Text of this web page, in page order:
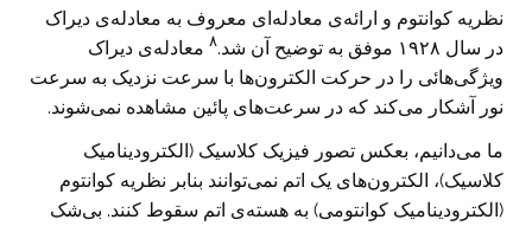
نظریه کوانتوم و ارائه‌ی معادله‌ای معروف به معادله‌ی دیراک
در سال ۱۹۲۸ موفق به توضیح آن شد.
۸ معادله‌ی دیراک
ویژگی‌هائی را در حرکت الکترون‌ها با سرعت نزدیک به سرعت
نور آشکار می‌کند که در سرعت‌های پائین مشاهده نمی‌شوند.
ما می‌دانیم، بعکس تصور فیزیک کلاسیک (الکترودینامیک
کلاسیک)، الکترون‌‌های یک اتم نمی‌توانند بنابر نظریه کوانتوم
(الکترودینامیک کوانتومی) به هسته‌ی اتم سقوط کنند. بی‌شک